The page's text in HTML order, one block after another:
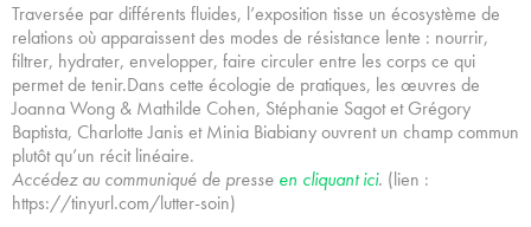
Traversée par différents fluides, l’exposition tisse un écosystème de
relations où apparaissent des modes de résistance lente : nourrir,
filtrer, hydrater, envelopper, faire circuler entre les corps ce qui
permet de tenir.Dans cette écologie de pratiques, les œuvres de
Joanna Wong & Mathilde Cohen, Stéphanie Sagot et Grégory
Baptista, Charlotte Janis et Minia Biabiany ouvrent un champ commun
plutôt qu’un récit linéaire.
Accédez au communiqué de presse en cliquant ici. (lien :
https://tinyurl.com/lutter-soin)